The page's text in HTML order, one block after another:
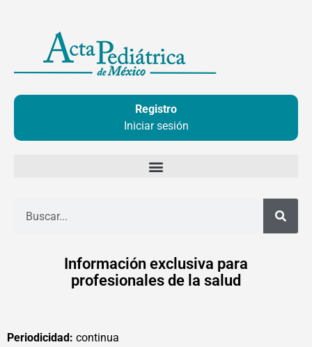
contenido
Registro
Iniciar sesión
Información exclusiva para
profesionales de la salud
Periodicidad: continua